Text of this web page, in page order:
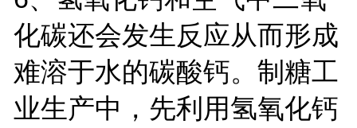
化碳还会发生反应从而形成
难溶于水的碳酸钙。制糖工
业生产中，先利用氢氧化钙